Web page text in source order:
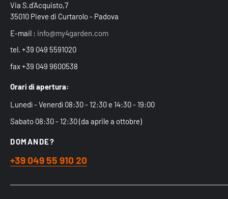
Via S.d'Acquisto,7
35010 Pieve di Curtarolo - Padova
E-mail : info@my4garden.com
tel. +39 049 5591020
fax +39 049 9600538
Orari di apertura:
Lunedì - Venerdì 08:30 - 12:30 e 14:30 - 19:00
Sabato 08:30 - 12:30 (da aprile a ottobre)
DOMANDE?
+39 049 55 910 20